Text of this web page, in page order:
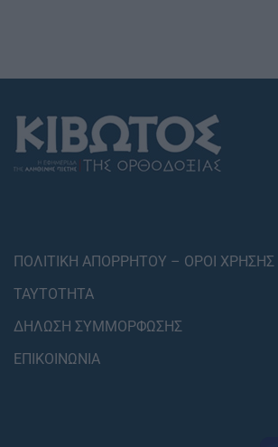
ΠΟΛΙΤΙΚΗ ΑΠΟΡΡΗΤΟΥ – ΟΡΟΙ ΧΡΗΣΗΣ
ΤΑΥΤΟΤΗΤΑ
ΔΗΛΩΣΗ ΣΥΜΜΟΡΦΩΣΗΣ
ΕΠΙΚΟΙΝΩΝΙΑ